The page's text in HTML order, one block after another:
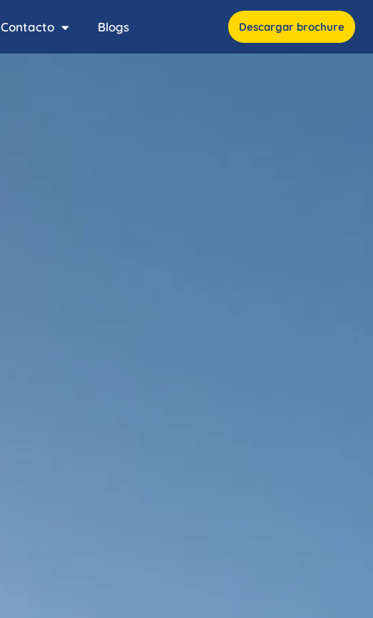
Contacto Blogs Descargar brochure